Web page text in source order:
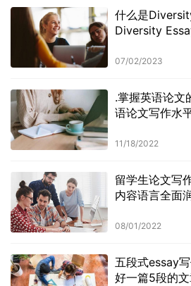
什么是
Diversity
07/02/2023
.掌握英语论文
语论文写作水
11/18/2022
留学生论文写
内容语言全面
08/01/2022
五段式essay
好一篇5段的文